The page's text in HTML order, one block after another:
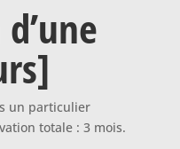
un particulier
totale : 3 mois.